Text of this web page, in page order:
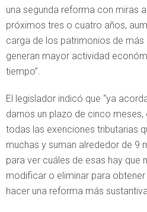
una segunda reforma con miras
próximos tres o cuatro años,
carga de los patrimonios de más
generan mayor actividad
tiempo”.
El legislador indicó que “ya
darnos un plazo de cinco
todas las exenciones tributarias
muchas y suman alrededor de 9
para ver cuáles de esas hay que
modificar o eliminar para
hacer una reforma más